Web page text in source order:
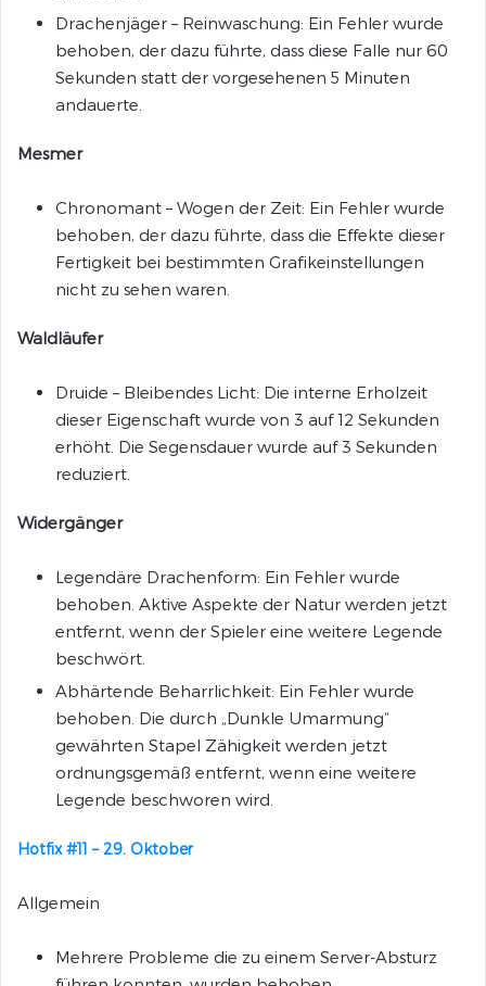
Drachenjäger – Reinwaschung: Ein Fehler wurde
behoben, der dazu führte, dass diese Falle nur 60
Sekunden statt der vorgesehenen 5 Minuten
andauerte.
Mesmer
Chronomant – Wogen der Zeit: Ein Fehler wurde
behoben, der dazu führte, dass die Effekte dieser
Fertigkeit bei bestimmten Grafikeinstellungen
nicht zu sehen waren.
Waldläufer
Druide – Bleibendes Licht: Die interne Erholzeit
dieser Eigenschaft wurde von 3 auf 12 Sekunden
erhöht. Die Segensdauer wurde auf 3 Sekunden
reduziert.
Widergänger
Legendäre Drachenform: Ein Fehler wurde
behoben. Aktive Aspekte der Natur werden jetzt
entfernt, wenn der Spieler eine weitere Legende
beschwört.
Abhärtende Beharrlichkeit: Ein Fehler wurde
behoben. Die durch „Dunkle Umarmung“
gewährten Stapel Zähigkeit werden jetzt
ordnungsgemäß entfernt, wenn eine weitere
Legende beschworen wird.
Hotfix #11 – 29. Oktober
Allgemein
Mehrere Probleme die zu einem Server-Absturz